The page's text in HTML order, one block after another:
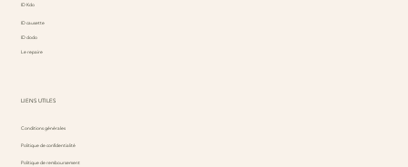
ID Kdo
ID causette
ID dodo
Le repaire
LIENS UTILES
Conditions générales
Politique de confidentialité
Politique de remboursement